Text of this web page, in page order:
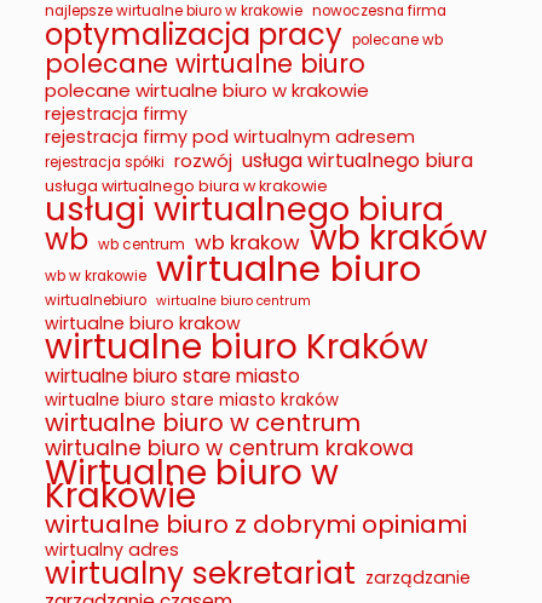
najlepsze wirtualne biuro w krakowie nowoczesna firma
optymalizacja pracy polecane wb
polecane wirtualne biuro
polecane wirtualne biuro w krakowie
rejestracja firmy
rejestracja firmy pod wirtualnym adresem
rejestracja spółki rozwój usługa wirtualnego biura
usługa wirtualnego biura w krakowie
usługi wirtualnego biura
wb wb centrum wb krakow wb kraków
wb w krakowie wirtualne biuro
wirtualnebiuro wirtualne biuro centrum
wirtualne biuro krakow
wirtualne biuro Kraków
wirtualne biuro stare miasto
wirtualne biuro stare miasto kraków
wirtualne biuro w centrum
wirtualne biuro w centrum krakowa
Wirtualne biuro w
Krakowie
wirtualne biuro z dobrymi opiniami
wirtualny adres
wirtualny sekretariat zarządzanie